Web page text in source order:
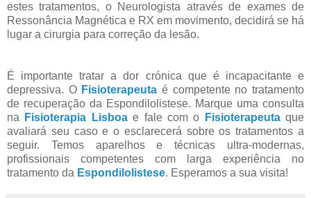
estes tratamentos, o Neurologista através de exames de
Ressonância Magnética e RX em movimento, decidirá se há
lugar a cirurgia para correção da lesão.
É importante tratar a dor crónica que é incapacitante e
depressiva. O Fisioterapeuta é competente no tratamento
de recuperação da Espondilolistese. Marque uma consulta
na
Fisioterapia Lisboae fale com o Fisioterapeutaque
avaliará seu caso e o esclarecerá sobre os tratamentos a
seguir. Temos aparelhos e técnicas ultra-modernas,
profissionais competentes com larga experiência no
tratamento da Espondilolistese. Esperamos a sua visita!